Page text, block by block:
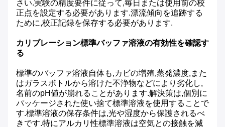
さい.実験の精度要件に従って,毎日または使用前の校
正点を設定する必要があります.漂流傾向を追跡する
ために,校正記録を保存する必要があります.
カリブレーション標準バッファ溶液の有効性を確認す
る
標準のバッファ溶液自体も,カビの増殖,蒸発濃度,また
はガラスボトルから溶けた不浄物などにより劣化し,
名前のpH値が崩れることがあります.解決策は,個別に
パッケージされた使い捨て標準溶液を使用することで
す.標準溶液の保存条件は,光や湿度から保護されるべ
きです.特にアルカリ性標準溶液は空気との接触を減